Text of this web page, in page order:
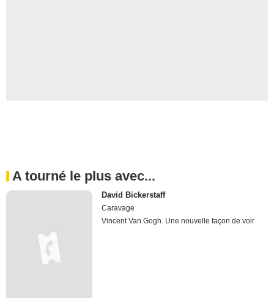
A tourné le plus avec...
David Bickerstaff
Caravage
Vincent Van Gogh. Une nouvelle façon de voir